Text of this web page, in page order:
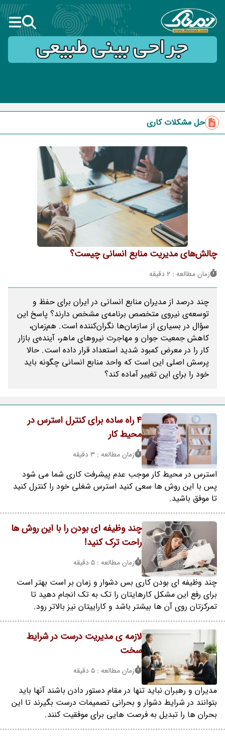
حل مشکلات کاری
چالش‌های مدیریت منابع انسانی چیست؟
زمان مطالعه : 2 دقیقه
چند درصد از مدیران منابع انسانی در ایران برای حفظ و
توسعه‌ی نیروی متخصص برنامه‌ی مشخص دارند؟ پاسخ این
سؤال در بسیاری از سازمان‌ها نگران‌کننده است. هم‌زمان،
کاهش جمعیت جوان و مهاجرت نیروهای ماهر، آینده‌ی بازار
کار را در معرض کمبود شدید استعداد قرار داده است. حالا
پرسش اصلی این است که واحد منابع انسانی چگونه باید
خود را برای این تغییر آماده کند؟
4 راه ساده برای کنترل استرس در
محیط کار
زمان مطالعه : 3 دقیقه
استرس در محیط کار موجب عدم پیشرفت کاری شما می شود
پس با این روش ها سعی کنید استرس شغلی خود را کنترل کنید
تا موفق باشید.
چند وظیفه ای بودن را با این روش ها
راحت ترک کنید!
زمان مطالعه : 5 دقیقه
چند وظیفه ای بودن کاری بس دشوار و زمان بر است بهتر است
برای رفع این مشکل کارهایتان را تک به تک انجام دهید تا
تمرکزتان روی آن ها بیشتر باشد و کاراییتان نیز بالاتر رود.
لازمه ی مدیریت درست در شرایط
سخت
زمان مطالعه : 5 دقیقه
مدیران و رهبران نباید تنها در مقام دستور دادن باشند آنها باید
بتوانند در شرایط دشوار و بحرانی تصمیمات درست بگیرند تا این
بحران ها را تبدیل به فرصت هایی برای موفقیت کنند.